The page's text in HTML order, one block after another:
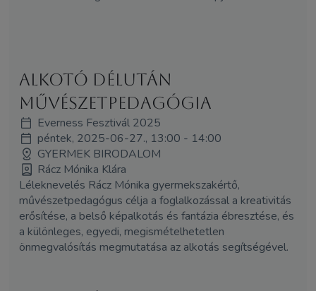
Alkotó délután
művészetpedagógia
Everness Fesztivál 2025
péntek, 2025-06-27., 13:00 - 14:00
GYERMEK BIRODALOM
Rácz Mónika Klára
Léleknevelés Rácz Mónika gyermekszakértő,
művészetpedagógus célja a foglalkozással a kreativitás
erősítése, a belső képalkotás és fantázia ébresztése, és
a különleges, egyedi, megismételhetetlen
önmegvalósítás megmutatása az alkotás segítségével.